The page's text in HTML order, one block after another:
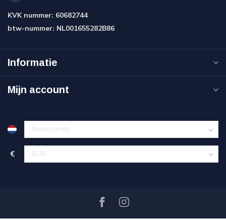
KVK nummer: 60682744
btw-nummer: NL001655282B86
Informatie
Mijn account
€